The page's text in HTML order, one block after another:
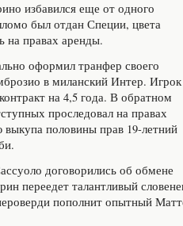
избавился еще от одного
был отдан Специи, цвета
на правах аренды.
оформил транфер своего
в миланский Интер. Игрок
на 4,5 года. В обратном
проследовал на правах
половины прав 19-летний
договорились об обмене
переедет талантливый
пополнит опытный